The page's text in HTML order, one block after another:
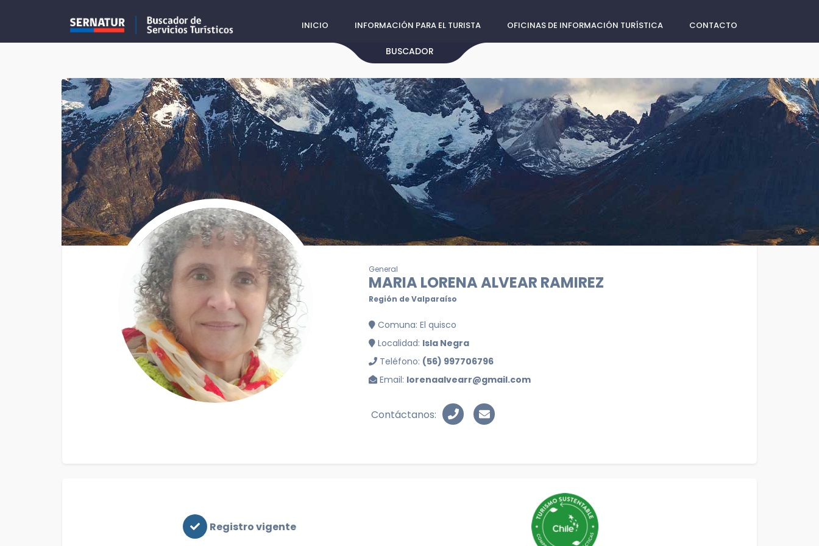
INICIO INFORMACIÓN PARA EL TURISTA OFICINAS DE INFORMACIÓN TURÍSTICA CONTACTO
BUSCADOR
General
MARIA LORENA ALVEAR RAMIREZ
Región de Valparaíso
Comuna: El quisco
Localidad: Isla Negra
Teléfono: (56) 997706796
Email: lorenaalvearr@gmail.com
Contáctanos:
Registro vigente